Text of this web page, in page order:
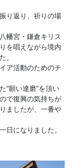
り返り、祈りの場
幡宮・鎌倉キリス
を唱えながら境内
。
ア活動のためのチ
”願い達磨”を頂い
で復興の気持ちが
ましたが、一番や
日になりました。